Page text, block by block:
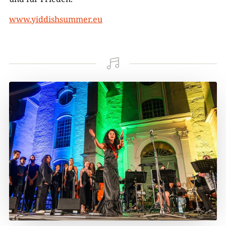
www.yiddishsummer.eu
